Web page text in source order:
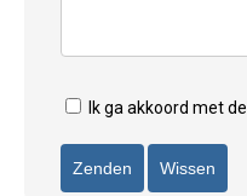
Ik ga akkoord met de